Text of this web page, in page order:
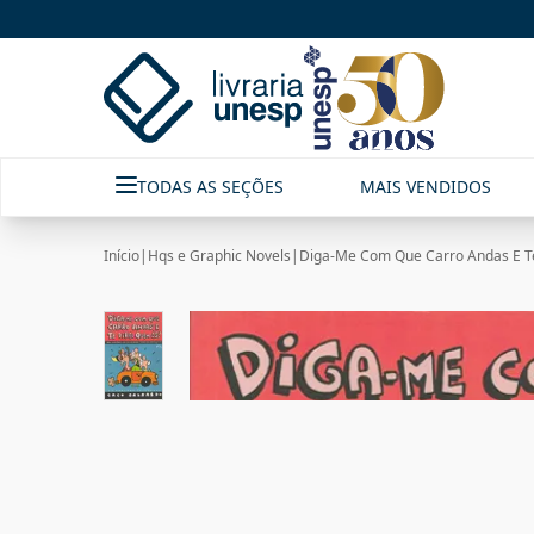
TODAS AS SEÇÕES MAIS VENDIDOS
Início| Hqs e Graphic Novels | Diga-Me Com Que Carro Andas E